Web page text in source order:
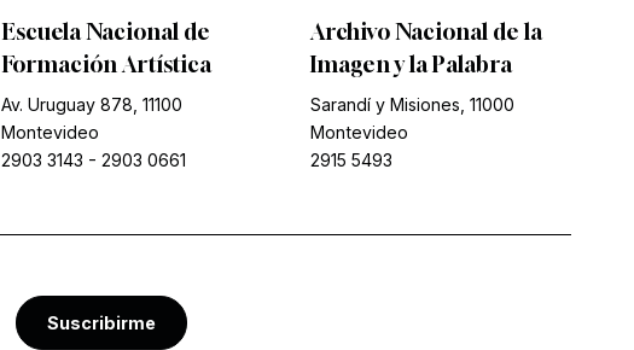
Escuela Nacional de
Formación Artística
Av. Uruguay 878, 11100
Montevideo
2903 3143 - 2903 0661
Archivo Nacional de la
Imagen y la Palabra
Sarandí y Misiones, 11000
Montevideo
2915 5493
Suscribirme